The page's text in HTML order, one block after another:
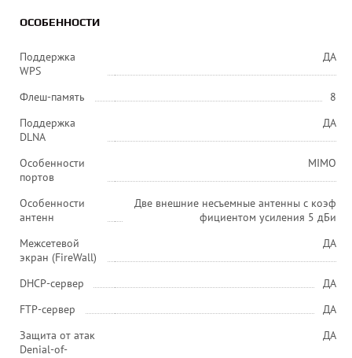
ОСОБЕННОСТИ
Поддержка
WPS
ДА
Флеш-память
8
Поддержка
DLNA
ДА
Особенности
портов
MIMO
Особенности
антенн
Две внешние несъемные антенны с коэф
фициентом усиления 5 дБи
Межсетевой
экран (FireWall)
ДА
DHCP-сервер
ДА
FTP-сервер
ДА
Защита от атак
Denial-of-
ДА